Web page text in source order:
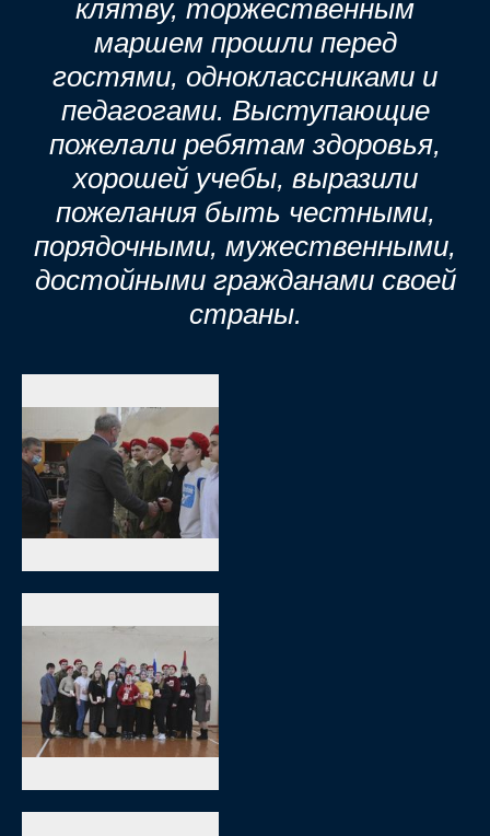
клятву, торжественным
маршем прошли перед
гостями, одноклассниками и
педагогами. Выступающие
пожелали ребятам здоровья,
хорошей учебы, выразили
пожелания быть честными,
порядочными, мужественными,
достойными гражданами своей
страны.